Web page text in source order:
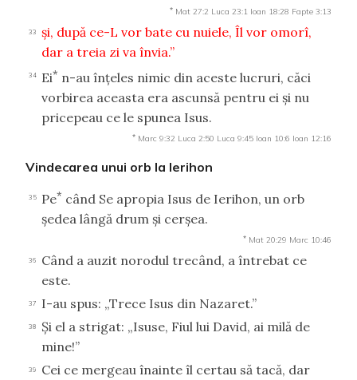
* Mat 27:2 Luca 23:1 Ioan 18:28 Fapte 3:13
33
şi, după ce-L vor bate cu nuiele, Îl vor omorî,
dar a treia zi va învia.”
34 Ei* n-au înţeles nimic din aceste lucruri, căci
vorbirea aceasta era ascunsă pentru ei şi nu
pricepeau ce le spunea Isus.
* Marc 9:32 Luca 2:50 Luca 9:45 Ioan 10:6 Ioan 12:16
Vindecarea unui orb la Ierihon
35 Pe* când Se apropia Isus de Ierihon, un orb
şedea lângă drum şi cerşea.
* Mat 20:29 Marc 10:46
36
Când a auzit norodul trecând, a întrebat ce
este.
37 I-au spus: „Trece Isus din Nazaret.”
38
Şi el a strigat: „Isuse, Fiul lui David, ai milă de
mine!”
39
Cei ce mergeau înainte îl certau să tacă, dar